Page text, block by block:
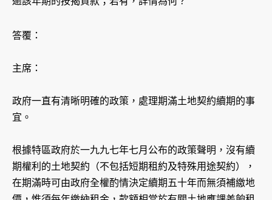
答覆：
主席：
政府一直有清晰明確的政策，處理期滿土地契約續期的事
宜。
根據特區政府於一九九七年七月公布的政策聲明，沒有續
期權利的土地契約（不包括短期租約及特殊用途契約），
在期滿時可由政府全權酌情決定續期五十年而無須補繳地